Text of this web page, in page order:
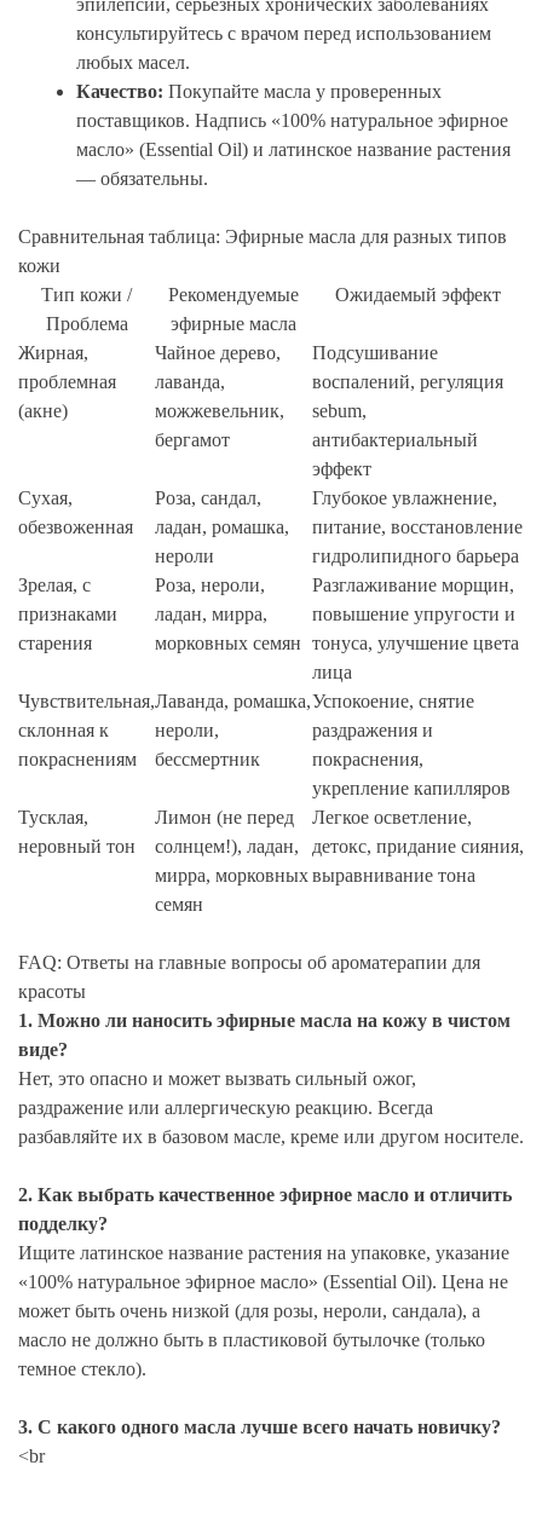
эпилепсии, серьезных хронических заболеваниях
консультируйтесь с врачом перед использованием
любых масел.
Качество: Покупайте масла у проверенных
поставщиков. Надпись «100% натуральное эфирное
масло» (Essential Oil) и латинское название растения
— обязательны.
Сравнительная таблица: Эфирные масла для разных типов
кожи
Тип кожи /
Проблема
Рекомендуемые
эфирные масла
Ожидаемый эффект
Жирная,
проблемная
(акне)
Чайное дерево,
лаванда,
можжевельник,
бергамот
Подсушивание
воспалений, регуляция
sebum,
антибактериальный
эффект
Сухая,
обезвоженная
Роза, сандал,
ладан, ромашка,
нероли
Глубокое увлажнение,
питание, восстановление
гидролипидного барьера
Зрелая, с
признаками
старения
Роза, нероли,
ладан, мирра,
морковных семян
Разглаживание морщин,
повышение упругости и
тонуса, улучшение цвета
лица
Чувствительная,
склонная к
покраснениям
Лаванда, ромашка,
нероли,
бессмертник
Успокоение, снятие
раздражения и
покраснения,
укрепление капилляров
Тусклая,
неровный тон
Лимон (не перед
солнцем!), ладан,
мирра, морковных
семян
Легкое осветление,
детокс, придание сияния,
выравнивание тона
FAQ: Ответы на главные вопросы об ароматерапии для
красоты
1. Можно ли наносить эфирные масла на кожу в чистом
виде?
Нет, это опасно и может вызвать сильный ожог,
раздражение или аллергическую реакцию. Всегда
разбавляйте их в базовом масле, креме или другом носителе.
2. Как выбрать качественное эфирное масло и отличить
подделку?
Ищите латинское название растения на упаковке, указание
«100% натуральное эфирное масло» (Essential Oil). Цена не
может быть очень низкой (для розы, нероли, сандала), а
масло не должно быть в пластиковой бутылочке (только
темное стекло).
3. С какого одного масла лучше всего начать новичку?
<br